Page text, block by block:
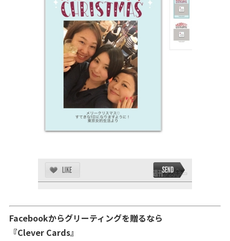
Facebookからグリーティングを贈るなら
『Clever Cards』